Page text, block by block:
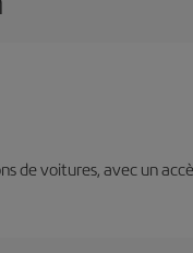
de voitures, avec un